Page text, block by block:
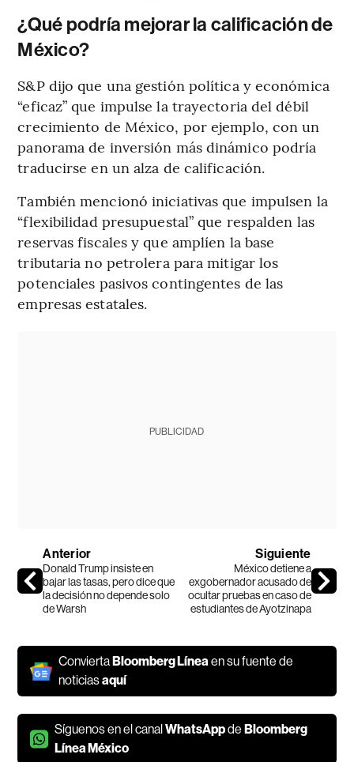
¿Qué podría mejorar la calificación de
México?
S&P dijo que una gestión política y económica
“eficaz” que impulse la trayectoria del débil
crecimiento de México, por ejemplo, con un
panorama de inversión más dinámico podría
traducirse en un alza de calificación.
También mencionó iniciativas que impulsen la
“flexibilidad presupuestal” que respalden las
reservas fiscales y que amplíen la base
tributaria no petrolera para mitigar los
potenciales pasivos contingentes de las
empresas estatales.
PUBLICIDAD
Anterior
Donald Trump insiste en
bajar las tasas, pero dice que
la decisión no depende solo
de Warsh
Siguiente
México detiene a
exgobernador acusado de
ocultar pruebas en caso de
estudiantes de Ayotzinapa
Convierta Bloomberg Líneaen su fuente de
noticiasaquí
Síguenos en el canalWhatsAppde Bloomberg
Línea México